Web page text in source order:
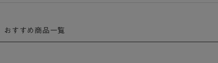
おすすめ商品一覧